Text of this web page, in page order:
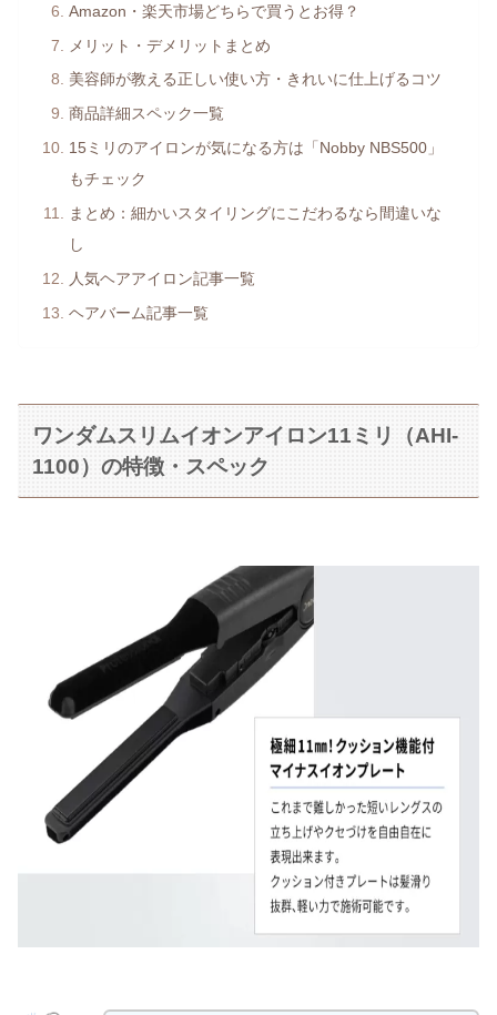
Amazon・楽天市場どちらで買うとお得？
メリット・デメリットまとめ
美容師が教える正しい使い方・きれいに仕上げるコツ
商品詳細スペック一覧
15ミリのアイロンが気になる方は「Nobby NBS500」
もチェック
まとめ：細かいスタイリングにこだわるなら間違いな
し
人気ヘアアイロン記事一覧
ヘアバーム記事一覧
ワンダムスリムイオンアイロン11ミリ（AHI-
1100）の特徴・スペック